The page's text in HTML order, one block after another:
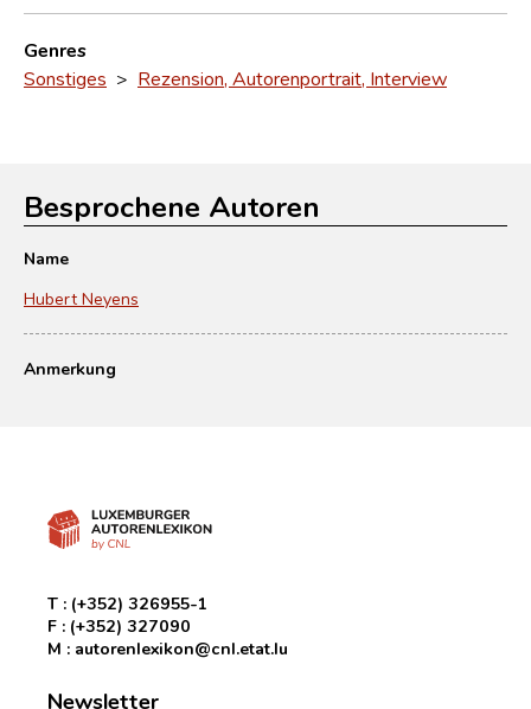
Genres
Sonstiges > Rezension, Autorenportrait, Interview
Besprochene Autoren
Name
Hubert Neyens
Anmerkung
T : (+352) 326955-1
F : (+352) 327090
M : autorenlexikon@cnl.etat.lu
Newsletter